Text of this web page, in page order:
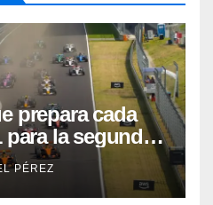
prepara cada
la segunda
2026
PÉREZ